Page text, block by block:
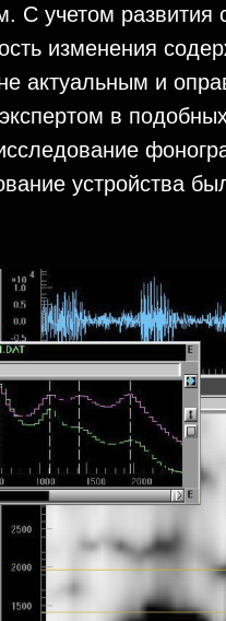
С учетом развития
изменения
актуальным и
в
устройства